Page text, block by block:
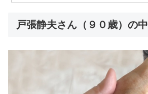
戸張静夫さん（９０歳）の